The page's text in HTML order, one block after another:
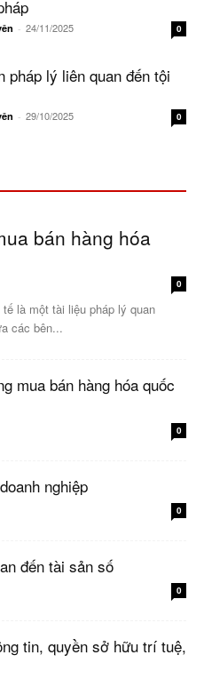
- 24/11/2025 0
pháp lý liên quan đến tội
- 29/10/2025 0
bán hàng hóa
0
là một tài liệu pháp lý quan
các bên...
mua bán hàng hóa quốc
0
nghiệp
0
đến tài sản số
0
tin, quyền sở hữu trí tuệ,